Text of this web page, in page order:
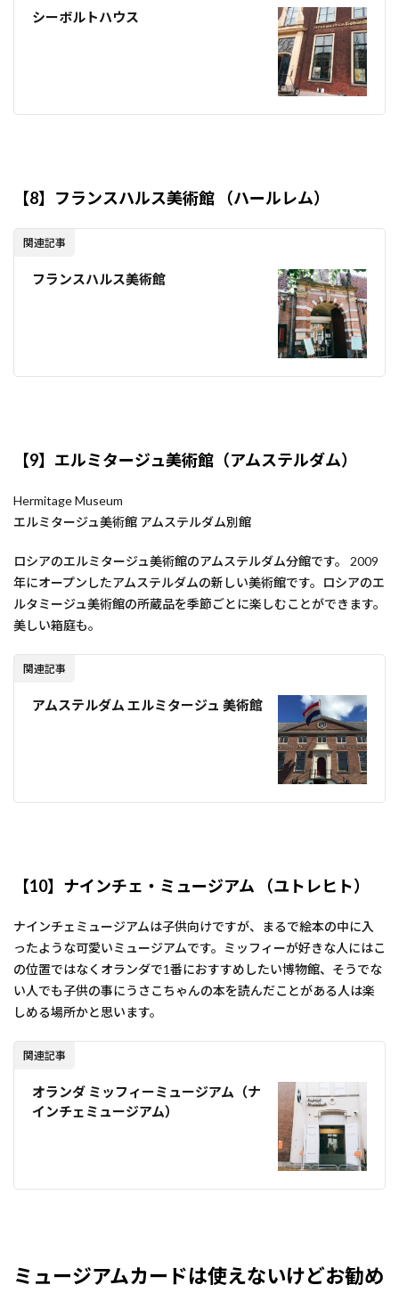
シーボルトハウス
【8】フランスハルス美術館 （ハールレム）
関連記事
フランスハルス美術館
【9】エルミタージュ美術館（アムステルダム）
Hermitage Museum
エルミタージュ美術館 アムステルダム別館
ロシアのエルミタージュ美術館のアムステルダム分館です。 2009
年にオープンしたアムステルダムの新しい美術館です。ロシアのエ
ルタミージュ美術館の所蔵品を季節ごとに楽しむことができます。
美しい箱庭も。
関連記事
アムステルダム エルミタージュ 美術館
【10】ナインチェ・ミュージアム （ユトレヒト）
ナインチェミュージアムは子供向けですが、まるで絵本の中に入
ったような可愛いミュージアムです。ミッフィーが好きな人にはこ
の位置ではなくオランダで1番におすすめしたい博物館、そうでな
い人でも子供の事にうさこちゃんの本を読んだことがある人は楽
しめる場所かと思います。
関連記事
オランダ ミッフィーミュージアム（ナ
インチェミュージアム）
ミュージアムカードは使えないけどお勧め